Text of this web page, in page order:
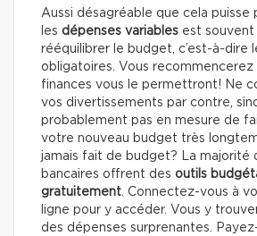
Aussi désagréable que cela puisse
les dépenses variables est souvent
rééquilibrer le budget, c’est-à-dire
obligatoires. Vous recommencerez
finances vous le permettront! Ne
vos divertissements par contre,
probablement pas en mesure de
votre nouveau budget très
jamais fait de budget? La majorité
bancaires offrent des outils
gratuitement. Connectez-vous à
ligne pour y accéder. Vous y
des dépenses surprenantes.